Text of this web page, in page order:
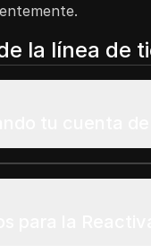
la línea de